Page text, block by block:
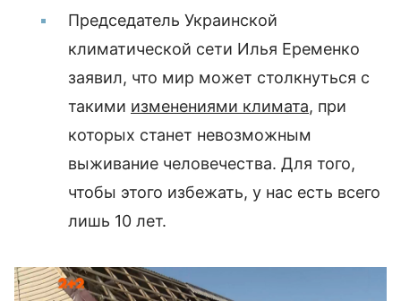
Председатель Украинской
климатической сети Илья Еременко
заявил, что мир может столкнуться с
такими изменениями климата, при
которых станет невозможным
выживание человечества. Для того,
чтобы этого избежать, у нас есть всего
лишь 10 лет.